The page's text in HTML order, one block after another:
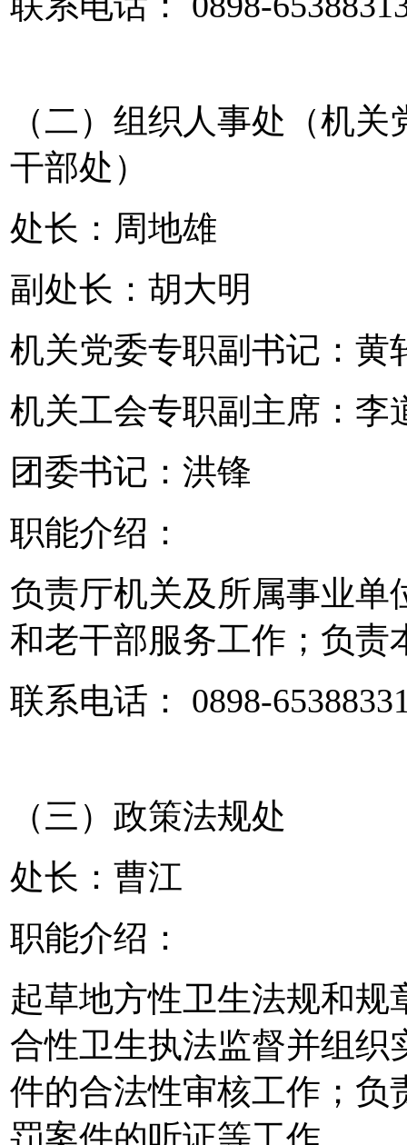
（二）组织人事处（机
干部处）
处长：周地雄
副处长：胡大明
机关党委专职副书记：黄
机关工会专职副主席：李
团委书记：洪锋
职能介绍：
负责厅机关及所属事业单
和老干部服务工作；负责
联系电话： 0898-
（三）政策法规处
处长：曹江
职能介绍：
起草地方性卫生法规和规
合性卫生执法监督并组织
件的合法性审核工作；负